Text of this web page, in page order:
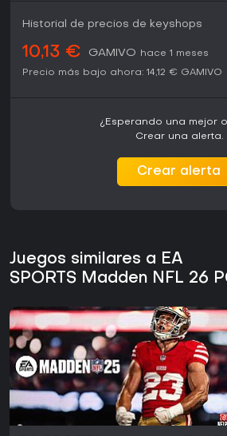
Historial de precios de keyshops
10,13 € GAMIVO
hace 1 meses
Precio más bajo ahora: 14,12 € GAMIVO
¿Esperando una mejor
Crear una alerta.
Crear alerta
Juegos similares a EA
SPORTS Madden NFL 26